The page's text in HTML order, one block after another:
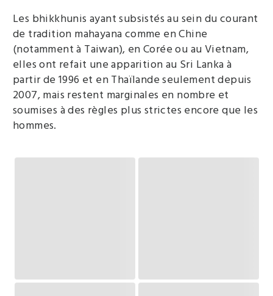
Les bhikkhunis ayant subsistés au sein du courant
de tradition mahayana comme en Chine
(notamment à Taiwan), en Corée ou au Vietnam,
elles ont refait une apparition au Sri Lanka à
partir de 1996 et en Thaïlande seulement depuis
2007, mais restent marginales en nombre et
soumises à des règles plus strictes encore que les
hommes.